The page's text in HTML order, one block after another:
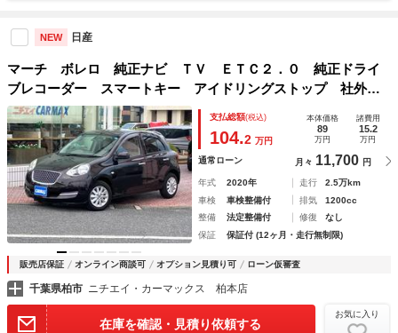
NEW 日産
マーチ ボレロ 純正ナビ ＴＶ ＥＴＣ２．０ 純正ドライ
ブレコーダー スマートキー アイドリングストップ 社外ア
ルミホイール付きスタッドレスタイヤ オートライト 電動格
納ミラー ライトレベライザー オートエアコン
支払総額(税込)
104.2 万円
本体価格
89
万円
諸費用
15.2
万円
通常ローン 月々 11,700 円
年式 2020年 走行
2.5万km
車検
車検整備付 排気
1200cc
整備
法定整備付 修復
なし
保証
保証付 (12ヶ月・走行無制限)
販売店保証 オンライン商談可 オプション見積り可 ローン仮審査
千葉県柏市 ニチエイ・カーマックス 柏本店
在庫を確認・見積り依頼する
お気に入り